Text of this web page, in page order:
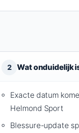
2 Wat onduidelijk
Exacte datum
Helmond Sport
Blessure-update